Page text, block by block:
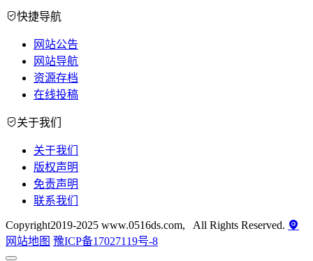
快捷导航
网站公告
网站导航
资源存档
在线投稿
关于我们
关于我们
版权声明
免责声明
联系我们
Copyright2019-2025 www.0516ds.com, All Rights Reserved.
网站地图 豫ICP备17027119号-8